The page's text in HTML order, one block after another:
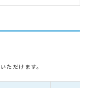
ただけます。